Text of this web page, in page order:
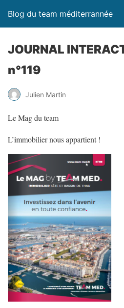
Blog du team méditerrannée
JOURNAL
n°119
Julien Martin
Le Mag du team
L’immobilier nous appartient !